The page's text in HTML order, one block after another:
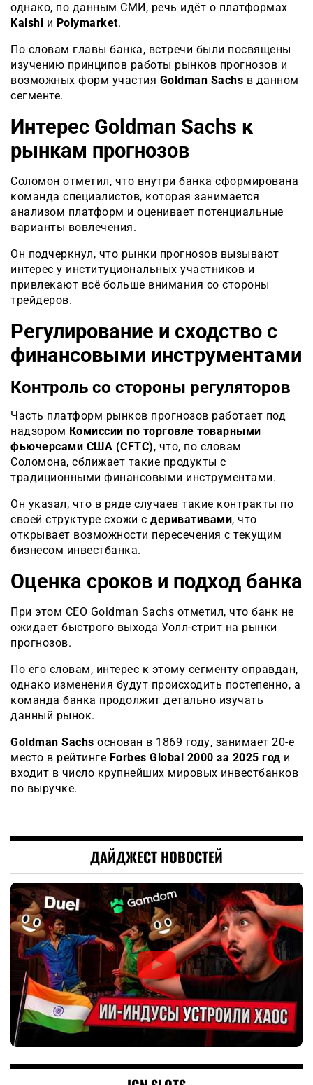
однако, по данным СМИ, речь идёт о платформах
Kalshi и Polymarket.
По словам главы банка, встречи были посвящены
изучению принципов работы рынков прогнозов и
возможных форм участия Goldman Sachs в данном
сегменте.
Интерес Goldman Sachs к
рынкам прогнозов
Соломон отметил, что внутри банка сформирована
команда специалистов, которая занимается
анализом платформ и оценивает потенциальные
варианты вовлечения.
Он подчеркнул, что рынки прогнозов вызывают
интерес у институциональных участников и
привлекают всё больше внимания со стороны
трейдеров.
Регулирование и сходство с
финансовыми инструментами
Контроль со стороны регуляторов
Часть платформ рынков прогнозов работает под
надзором Комиссии по торговле товарными
фьючерсами США (CFTC), что, по словам
Соломона, сближает такие продукты с
традиционными финансовыми инструментами.
Он указал, что в ряде случаев такие контракты по
своей структуре схожи с деривативами, что
открывает возможности пересечения с текущим
бизнесом инвестбанка.
Оценка сроков и подход банка
При этом CEO Goldman Sachs отметил, что банк не
ожидает быстрого выхода Уолл-стрит на рынки
прогнозов.
По его словам, интерес к этому сегменту оправдан,
однако изменения будут происходить постепенно, а
команда банка продолжит детально изучать
данный рынок.
Goldman Sachs основан в 1869 году, занимает 20-е
место в рейтинге Forbes Global 2000 за 2025 год и
входит в число крупнейших мировых инвестбанков
по выручке.
ДАЙДЖЕСТ НОВОСТЕЙ